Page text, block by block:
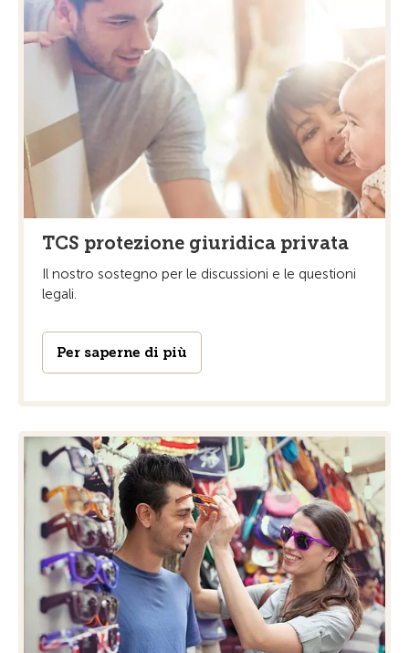
TCS protezione giuridica privata
Il nostro sostegno per le discussioni e le questioni
legali.
Per saperne di più